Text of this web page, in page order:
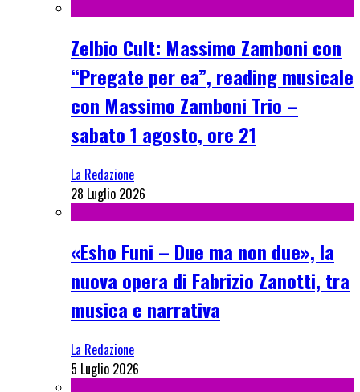
Zelbio Cult: Massimo Zamboni con
“Pregate per ea”, reading musicale
con Massimo Zamboni Trio –
sabato 1 agosto, ore 21
La Redazione
28 Luglio 2026
«Esho Funi – Due ma non due», la
nuova opera di Fabrizio Zanotti, tra
musica e narrativa
La Redazione
5 Luglio 2026